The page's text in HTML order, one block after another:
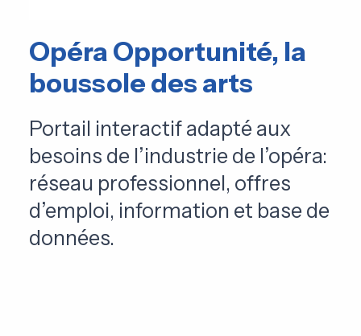
Opéra Opportunité, la
boussole des arts
Portail interactif adapté aux
besoins de l’industrie de l’opéra:
réseau professionnel, offres
d’emploi, information et base de
données.